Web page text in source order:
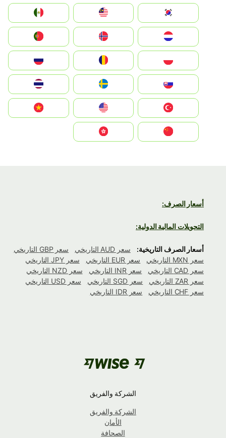
South Korea
Nederland
Portugal
România
Slovensko
United States
Vietnam
أسعار الصرف:
التحويلات المالية الدولية:
أسعار الصرف التاريخية: سعر AUD التاريخي
سعر GBP التاريخي
سعر MXN التاريخي
سعر EUR التاريخي
سعر JPY التاريخي
سعر CAD التاريخي
سعر INR التاريخي
سعر NZD التاريخي
سعر ZAR التاريخي
سعر SGD التاريخي
سعر USD التاريخي
سعر CHF التاريخي
سعر IDR التاريخي
الشركة والفريق
الشركة والفريق
الأمان
الصحافة